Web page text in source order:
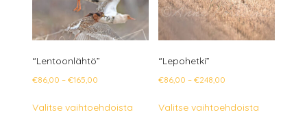
sivulla.
sivulla.
“Lentoonlähtö”
€86,00 – €165,00
-
Valitse vaihtoehdoista tuotteella
“Lepohetki”
€86,00 – €248,00
-
Valitse vaihtoehdoista